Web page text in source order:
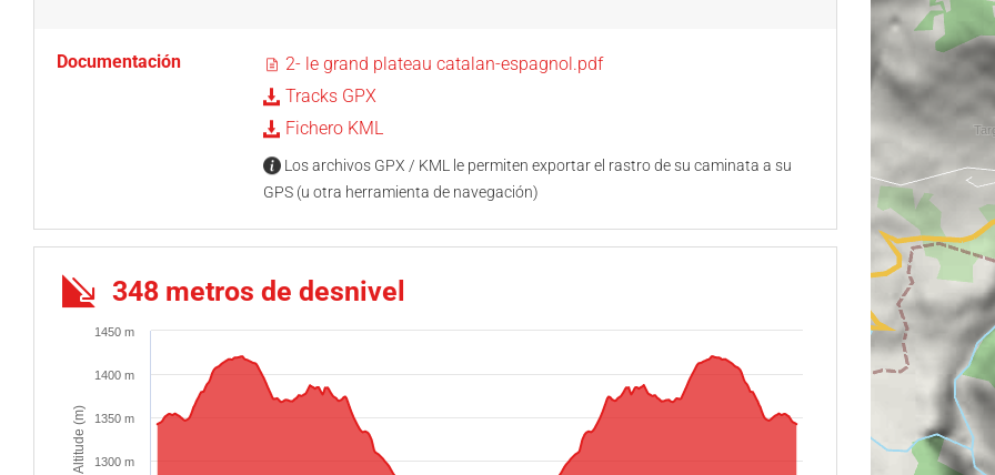
Documentación
2- le grand plateau catalan-espagnol.pdf
Tracks GPX
Fichero KML
Los archivos GPX / KML le permiten exportar el rastro de su caminata a su
GPS (u otra herramienta de navegación)
348 metros de desnivel
Altitude (m) 1300 m
1350 m
1400 m
1450 m